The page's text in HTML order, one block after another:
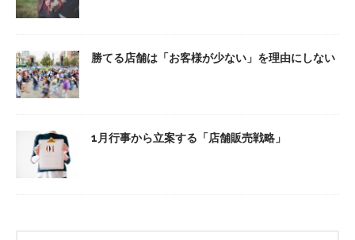
勝てる店舗は「お客様が少ない」を理由にしない
1月行事から立案する「店舗販売戦略」